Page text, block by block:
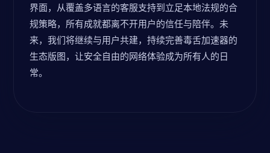
界面，从覆盖多语言的客服支持到立足本地法规的合
规策略，所有成就都离不开用户的信任与陪伴。未
来，我们将继续与用户共建，持续完善毒舌加速器的
生态版图，让安全自由的网络体验成为所有人的日
常。